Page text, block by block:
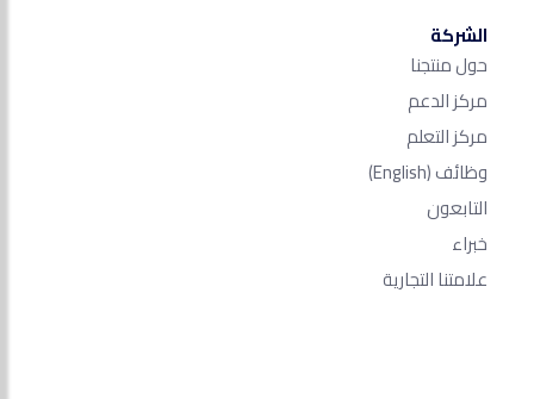
الشركة
حول منتجنا
مركز الدعم
مركز التعلم
وظائف(English)
التابعون
خبراء
علامتنا التجارية